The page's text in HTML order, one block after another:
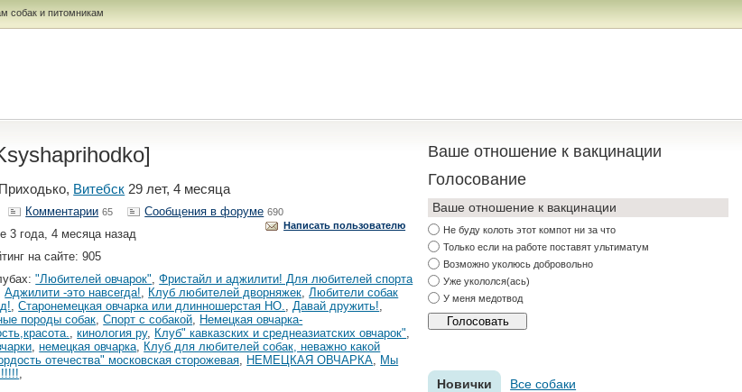
собак и питомникам
Витебск 29 лет, 4 месяца
Комментарии 65 Сообщения в форуме 690
Написать пользователю
3 года, 4 месяца назад
на сайте: 905
"Любителей овчарок",Фристайл и аджилити! Для любителей спорта
Аджилити -это навсегда!, Клуб любителей дворняжек,Любители собак
,Старонемецкая овчарка или длинношерстая НО.,Давай дружить!,
породы собак,Спорт с собакой, Немецкая овчарка-
,кинология ру, Клуб" кавказских и среднеазиатских овчарок",
,немецкая овчарка, Клуб для любителей собак, неважно какой
отечества" московская сторожевая, НЕМЕЦКАЯ ОВЧАРКА, Мы
,
Ваше отношение к вакцинации
Голосование
Ваше отношение к вакцинации
Не буду колоть этот компот ни за что
Только если на работе поставят ультиматум
Возможно уколюсь добровольно
Уже укололся(ась)
У меня медотвод
Новички Все собаки